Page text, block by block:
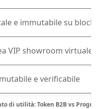
di utilità: Token B2B vs
e immutabile su
VIP showroom virtuale
e verificabile